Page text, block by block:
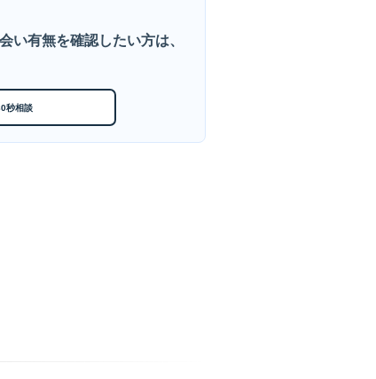
い有無を確認したい方は、
秒相談